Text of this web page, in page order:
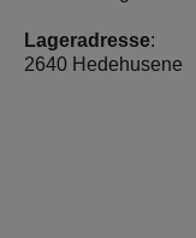
Lageradresse:
2640 Hedehusene